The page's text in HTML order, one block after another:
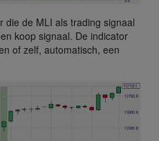
die de MLI als trading signaal
koop signaal. De indicator
of zelf, automatisch, een